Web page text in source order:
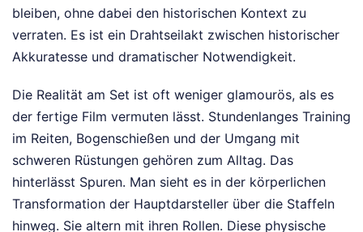
bleiben, ohne dabei den historischen Kontext zu
verraten. Es ist ein Drahtseilakt zwischen historischer
Akkuratesse und dramatischer Notwendigkeit.
Die Realität am Set ist oft weniger glamourös, als es
der fertige Film vermuten lässt. Stundenlanges Training
im Reiten, Bogenschießen und der Umgang mit
schweren Rüstungen gehören zum Alltag. Das
hinterlässt Spuren. Man sieht es in der körperlichen
Transformation der Hauptdarsteller über die Staffeln
hinweg. Sie altern mit ihren Rollen. Diese physische